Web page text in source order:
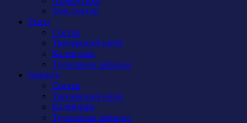
Фан-сектор
Рыси
Состав
Тренерский штаб
Календарь
Турнирная таблица
Бирюса
Состав
Тренерский штаб
Календарь
Турнирная таблица